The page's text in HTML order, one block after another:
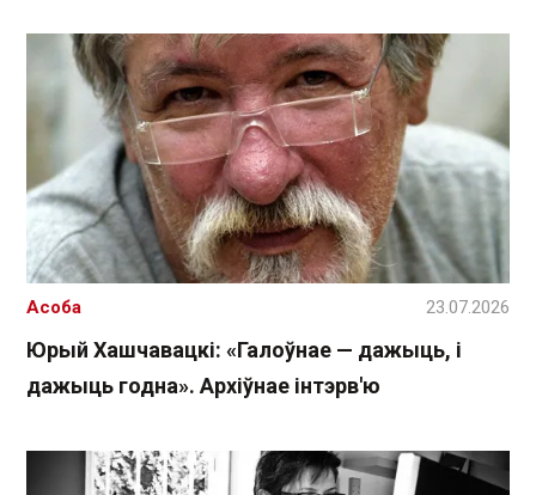
Юрый Хашчавацкі: «Галоўнае — дажыць, і
дажыць годна». Архіўнае інтэрв'ю
Асоба 23.07.2026